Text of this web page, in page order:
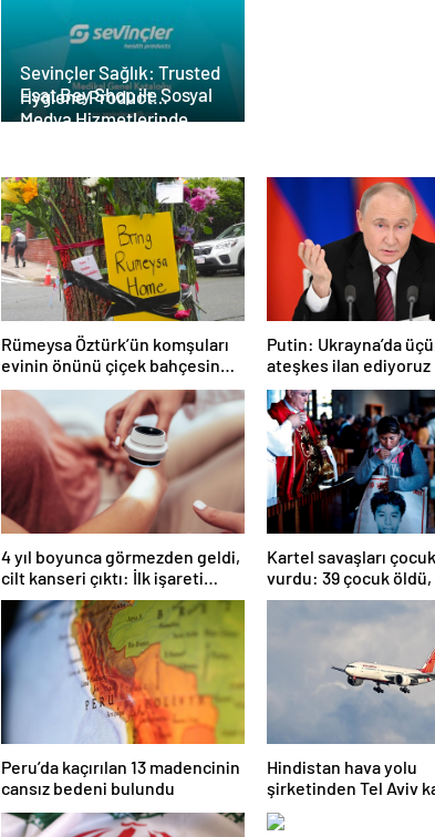
Sevinçler Sağlık: Trusted
Hygiene Product
Manufacturer in Turkey
Esat Bey Shop ile Sosyal
Medya Hizmetlerinde
Rümeysa Öztürk’ün komşuları
evinin önünü çiçek bahçesine
çevirdi
Putin: Ukrayna’da
ateşkes ilan ediyoruz
4 yıl boyunca görmezden geldi,
cilt kanseri çıktı: İlk işareti
kolundaymış
Kartel savaşları
vurdu: 39 çocuk öldü,
hala kayıp
Peru’da kaçırılan 13 madencinin
cansız bedeni bulundu
Hindistan hava yolu
şirketinden Tel Aviv
Uçuşlar askıya alındı